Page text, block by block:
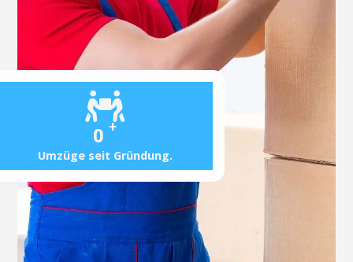
0 +
Umzüge seit Gründung.